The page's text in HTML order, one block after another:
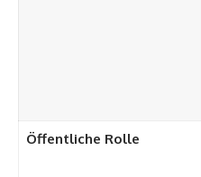
Öffentliche Rolle